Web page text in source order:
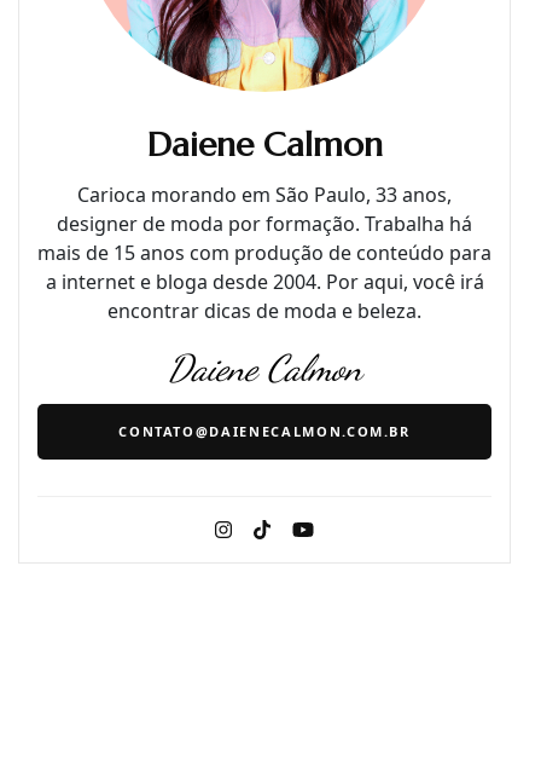
Daiene Calmon
Carioca morando em São Paulo, 33 anos,
designer de moda por formação. Trabalha há
mais de 15 anos com produção de conteúdo para
a internet e bloga desde 2004. Por aqui, você irá
encontrar dicas de moda e beleza.
Daiene Calmon
CONTATO@DAIENECALMON.COM.BR